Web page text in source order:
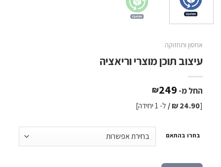
אחסון ותחזוקה
עיצוב תוכן מוצרי וריאציה
החל מ- ₪249
[
24.90 ₪ / ל- 1 יחידה]
בחרו בהתאם